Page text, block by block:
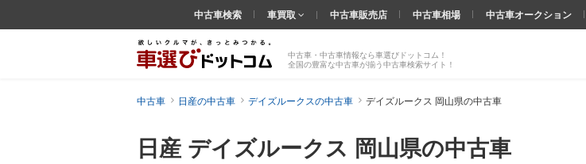
日産 デイズルークス 岡山県の中古車
中古車・中古車情報なら車選びドットコム！
全国の豊富な中古車が揃う中古車検索サイト！
中古車検索 車買取 中古車販売店 中古車相場 中古車オークション
中古車 日産の中古車 デイズルークスの中古車 デイズルークス 岡山県の中古車